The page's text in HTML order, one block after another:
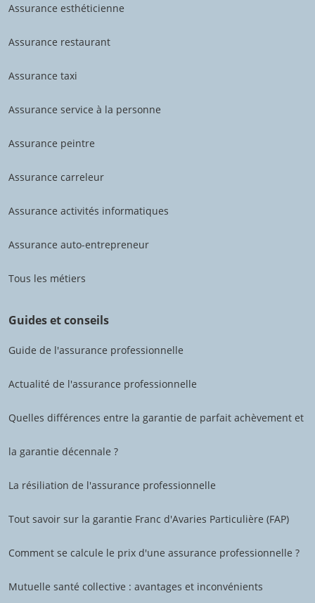
Assurance esthéticienne
Assurance restaurant
Assurance taxi
Assurance service à la personne
Assurance peintre
Assurance carreleur
Assurance activités informatiques
Assurance auto-entrepreneur
Tous les métiers
Guides et conseils
Guide de l'assurance professionnelle
Actualité de l'assurance professionnelle
Quelles différences entre la garantie de parfait achèvement et
la garantie décennale ?
La résiliation de l'assurance professionnelle
Tout savoir sur la garantie Franc d'Avaries Particulière (FAP)
Comment se calcule le prix d'une assurance professionnelle ?
Mutuelle santé collective : avantages et inconvénients